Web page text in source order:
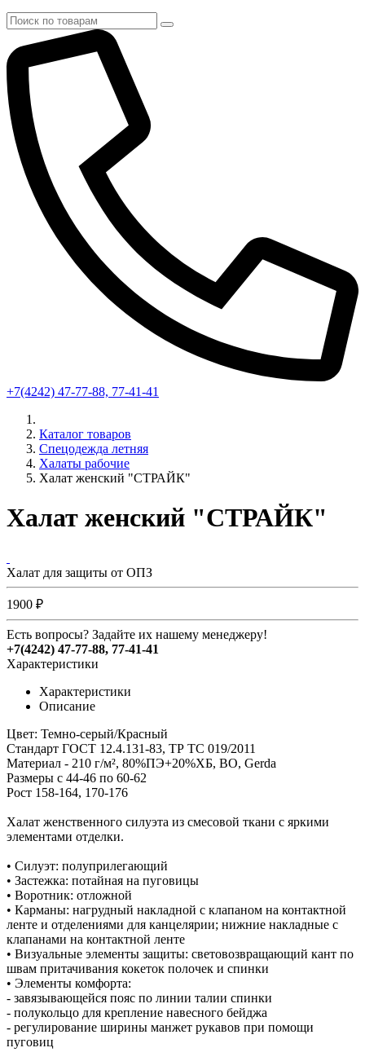
+7(4242) 47-77-88, 77-41-41
Каталог товаров
Спецодежда летняя
Халаты рабочие
Халат женский "СТРАЙК"
Халат женский "СТРАЙК"
Халат для защиты от ОПЗ
1900 ₽
Есть вопросы? Задайте их нашему менеджеру!
+7(4242) 47-77-88, 77-41-41
Характеристики
Характеристики
Описание
Цвет: Темно-серый/Красный
Стандарт ГОСТ 12.4.131-83, ТР ТС 019/2011
Материал - 210 г/м², 80%ПЭ+20%ХБ, ВО, Gerda
Размеры с 44-46 по 60-62
Рост 158-164, 170-176
Халат женственного силуэта из смесовой ткани с яркими
элементами отделки.
• Силуэт: полуприлегающий
• Застежка: потайная на пуговицы
• Воротник: отложной
• Карманы: нагрудный накладной с клапаном на контактной
ленте и отделениями для канцелярии; нижние накладные с
клапанами на контактной ленте
• Визуальные элементы защиты: световозвращающий кант по
швам притачивания кокеток полочек и спинки
• Элементы комфорта:
- завязывающейся пояс по линии талии спинки
- полукольцо для крепление навесного бейджа
- регулирование ширины манжет рукавов при помощи
пуговиц